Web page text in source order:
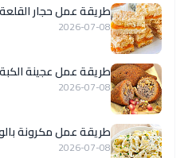
طريقة عمل حجار
2026-07-08
طريقة عمل عجينة
2026-07-08
طريقة عمل مكرونة
2026-07-08